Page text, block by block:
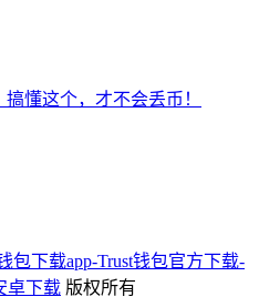
懂这个，才不会丢币！
包下载app-Trust钱包官方下载-
卓下载 版权所有